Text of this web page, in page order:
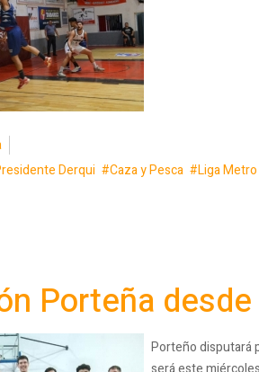
Derqui Caza y Pesca Liga Metro
Porteña
Porteño disputará